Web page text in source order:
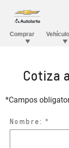
Cotiza
*Campos
Nombre: